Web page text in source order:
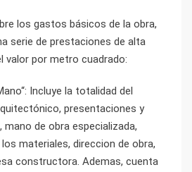
los gastos básicos de la obra,
serie de prestaciones de alta
valor por metro cuadrado:
Incluye la totalidad del
presentaciones y
mano de obra especializada,
materiales, direccion de obra,
constructora. Ademas, cuenta